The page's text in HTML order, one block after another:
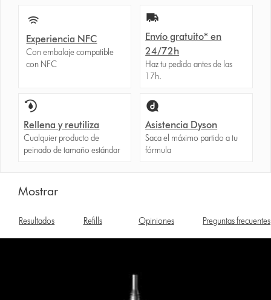
Experiencia NFC
Con embalaje compatible
con NFC
Envío gratuito* en
24/72h
Haz tu pedido antes de las
17h.
Rellena y reutiliza
Cualquier producto de
peinado de tamaño estándar
Asistencia Dyson
Saca el máximo partido a tu
fórmula
Mostrar
Resultados Refills Opiniones Preguntas frecuentes